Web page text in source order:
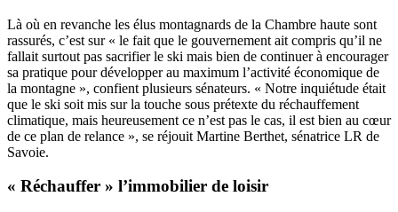
Là où en revanche les élus montagnards de la Chambre haute sont
rassurés, c’est sur « le fait que le gouvernement ait compris qu’il ne
fallait surtout pas sacrifier le ski mais bien de continuer à encourager
sa pratique pour développer au maximum l’activité économique de
la montagne », confient plusieurs sénateurs. « Notre inquiétude était
que le ski soit mis sur la touche sous prétexte du réchauffement
climatique, mais heureusement ce n’est pas le cas, il est bien au cœur
de ce plan de relance », se réjouit Martine Berthet, sénatrice LR de
Savoie.
« Réchauffer » l’immobilier de loisir